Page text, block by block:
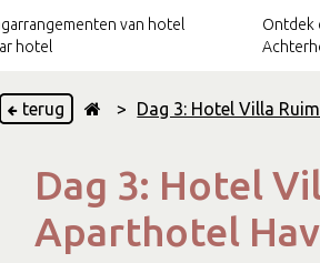
van hotel
hotel
Ontdek
terug > Dag 3: Hotel Villa
Dag 3: Hotel
Aparthotel